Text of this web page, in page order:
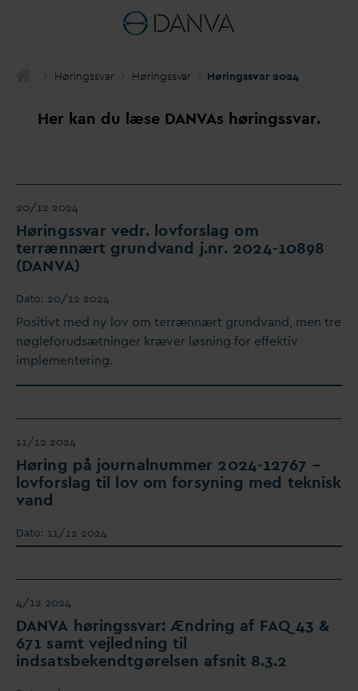
Høringssvar Høringssvar Høringssvar 2024
Her kan du læse DANVAs høringssvar.
20/12 2024
Høringssvar vedr. lovforslag om
terrænnært grundvand j.nr. 2024-10898
(DANVA)
Dato: 20/12 2024
Positivt med ny lov om terrænnært grundvand, men tre
nøgleforudsætninger kræver løsning for effektiv
implementering.
11/12 2024
Høring på journalnummer 2024-12767 –
lovforslag til lov om forsyning med teknisk
vand
Dato: 11/12 2024
4/12 2024
DANVA høringssvar: Ændring af FAQ 43 &
671 samt vejledning til
indsatsbekendtgørelsen afsnit 8.3.2